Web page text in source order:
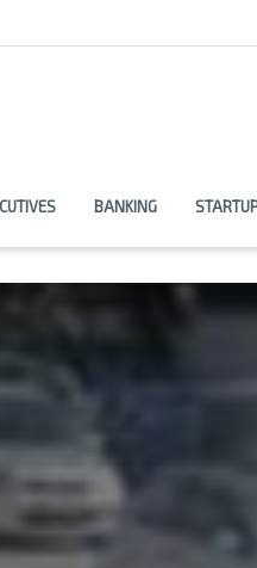
BANKING